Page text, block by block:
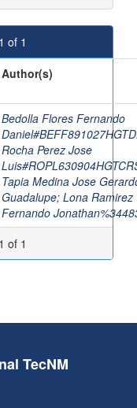
of 1
Author(s)
Bedolla Flores Fernando
Rocha Perez Jose
Tapia Medina Jose
Guadalupe; Lona Ramirez
Fernando
of 1
TecNM